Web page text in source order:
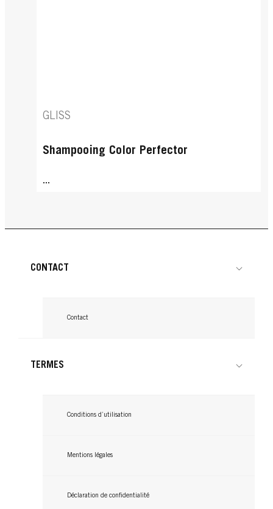
GLISS
Shampooing Color Perfector
...
GLISS
Après-Shampooing Color Perfector
CONTACT
Contact
TERMES
Conditions d’utilisation
Mentions légales
Déclaration de confidentialité